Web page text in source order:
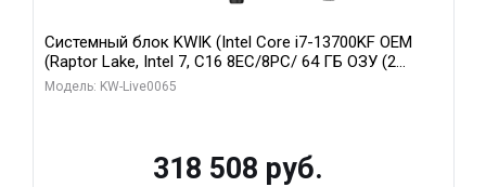
Системный блок KWIK (Intel Core i7-13700KF OEM
(Raptor Lake, Intel 7, C16 8EC/8PC/ 64 ГБ ОЗУ (2
модуля)/ ASUS RTX5080 PROART OC 16GB GDDR7
Модель: KW-Live0065
318 508 руб.